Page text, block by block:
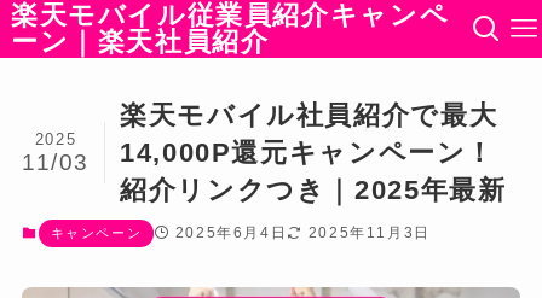
楽天モバイル従業員紹介キャンペ
ーン｜楽天社員紹介
楽天モバイル社員紹介で最大
14,000P還元キャンペーン！
紹介リンクつき｜2025年最新
2025
11/03
キャンペーン 2025年6月4日 2025年11月3日